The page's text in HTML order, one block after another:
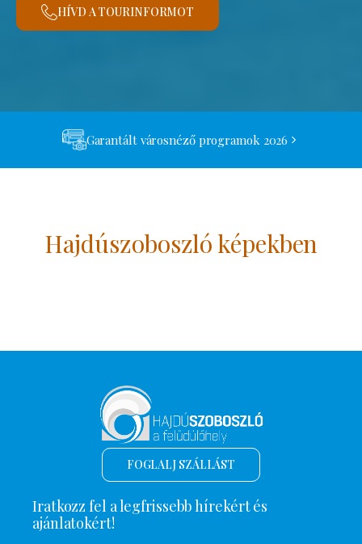
HÍVD A TOURINFORMOT
Garantált városnéző programok 2026
Hajdúszoboszló képekben
FOGLALJ SZÁLLÁST
Iratkozz fel a legfrissebb hírekért és
ajánlatokért!